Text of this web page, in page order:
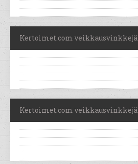
Kertoimet.com veikkausvinkkejä
Kertoimet.com veikkausvinkkejä